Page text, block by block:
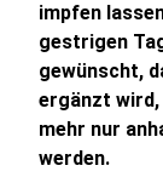
impfen
gestrigen
gewünscht,
ergänzt wird,
mehr nur
werden.